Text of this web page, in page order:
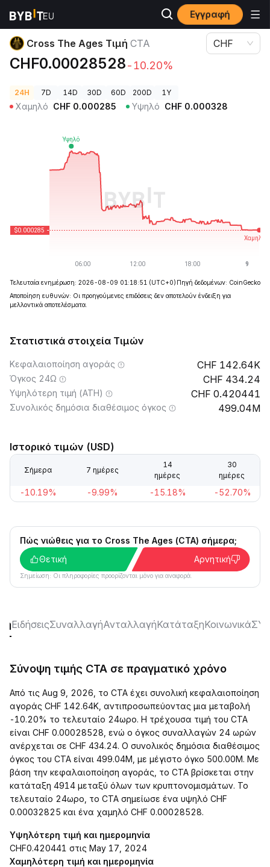
Εγγραφή
Τιμές Κρυπτονομισμάτων Cross The Ages Τιμή CTA
Cross The Ages Τιμή CTA
CHF0.00028528-10.20%
CHF
24H 7D 14D 30D 60D 200D 1Y
Χαμηλό CHF 0.000285 Υψηλό CHF 0.000328
Τελευταία ενημέρωση: 2026-08-09 01:18:51 (UTC+0) Πηγή δεδομένων: CoinGecko
Αποποίηση ευθυνών: Οι προηγούμενες επιδόσεις δεν αποτελούν ένδειξη για
μελλοντικά αποτελέσματα.
Στατιστικά στοιχεία Τιμών
Κεφαλαιοποίηση αγοράς 142.64K
Όγκος 24Ω 434.24
Υψηλότερη τιμή (ATH) 0.420441
Συνολικός δημόσια διαθέσιμος όγκος 499.04M
Ιστορικό τιμών (USD)
Σήμερα 7 ημέρες
14
ημέρες
30
ημέρες
-10.19% -9.99% -15.18% -52.70%
Πώς νιώθεις για το Cross The Ages (CTA) σήμερα;
Θετική
Αρνητική
Σημείωση: Οι πληροφορίες προορίζονται μόνο για αναφορά.
ΕιδήσειςΣυναλλαγήΑνταλλαγήΚατάταξηΚοινωνικά
Σύνοψη τιμής CTA σε πραγματικό χρόνο
Από τις Aug 9, 2026, το CTA έχει συνολική κεφαλαιοποίηση
αγοράς CHF 142.64K, αντιπροσωπεύοντας μια μεταβολή
-10.20% το τελευταίο 24ωρο. Η τρέχουσα τιμή του CTA
είναι CHF 0.00028528, ενώ ο όγκος συναλλαγών 24 ωρών
ανέρχεται σε CHF 434.24. Ο συνολικός δημόσια διαθέσιμος
όγκος του CTA είναι 499.04M, με μέγιστο όγκο 500.00M. Με
βάση την κεφαλαιοποίηση αγοράς, το CTA βρίσκεται στην
κατάταξη 4914 μεταξύ όλων των κρυπτονομισμάτων. Το
τελευταίο 24ωρο, το CTA σημείωσε ένα υψηλό CHF
0.00032825 και ένα χαμηλό CHF 0.00028528.
Υψηλότερη τιμή και ημερομηνία
CHF0.420441 στις May 17, 2024
Χαμηλότερη τιμή και ημερομηνία